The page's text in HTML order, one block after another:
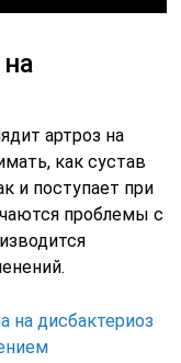
артроз на
как сустав
и поступает при
проблемы с
на дисбактериоз